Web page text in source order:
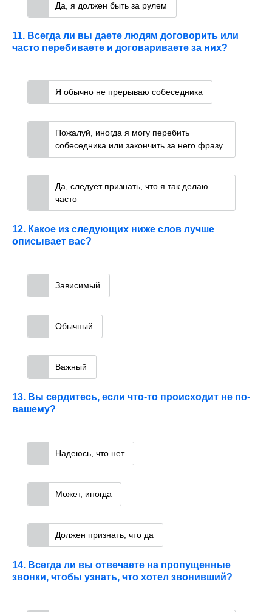
Да, я должен быть за рулем
11. Всегда ли вы даете людям договорить или
часто перебиваете и договариваете за них?
Я обычно не прерываю собеседника
Пожалуй, иногда я могу перебить
собеседника или закончить за него фразу
Да, следует признать, что я так делаю
часто
12. Какое из следующих ниже слов лучше
описывает вас?
Зависимый
Обычный
Важный
13. Вы сердитесь, если что-то происходит не по-
вашему?
Надеюсь, что нет
Может, иногда
Должен признать, что да
14. Всегда ли вы отвечаете на пропущенные
звонки, чтобы узнать, что хотел звонивший?